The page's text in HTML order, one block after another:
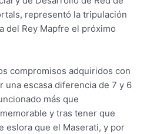
representó la tripulación
del Rey Mapfre el próximo
compromisos adquiridos con
una escasa diferencia de 7 y 6
más que
y tras tener que
eslora que el Maserati, y por